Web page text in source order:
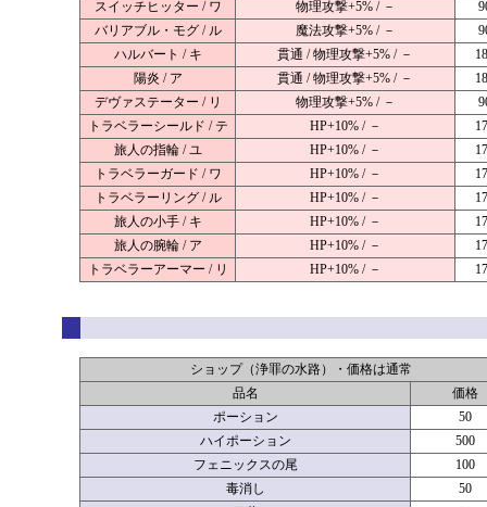
スイッチヒッター / ワ
物理攻撃+5% / －
バリアブル・モグ / ル
魔法攻撃+5% / －
ハルバート / キ
貫通 / 物理攻撃+5% / －
陽炎 / ア
貫通 / 物理攻撃+5% / －
デヴァステーター / リ
物理攻撃+5% / －
トラベラーシールド / テ
HP+10% / －
旅人の指輪 / ユ
HP+10% / －
トラベラーガード / ワ
HP+10% / －
トラベラーリング / ル
HP+10% / －
旅人の小手 / キ
HP+10% / －
旅人の腕輪 / ア
HP+10% / －
トラベラーアーマー / リ
HP+10% / －
ショップ（浄罪の水路）・価格は通常
品名
価格
ポーション
50
ハイポーション
500
フェニックスの尾
100
毒消し
50